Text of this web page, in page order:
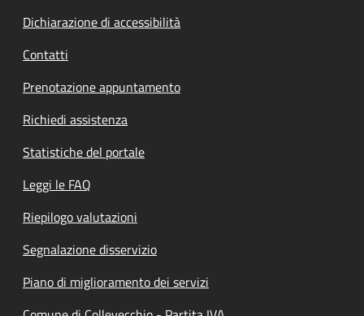
Dichiarazione di accessibilità
Contatti
Prenotazione appuntamento
Richiedi assistenza
Statistiche del portale
Leggi le FAQ
Riepilogo valutazioni
Segnalazione disservizio
Piano di miglioramento dei servizi